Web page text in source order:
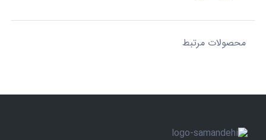
محصولات مرتبط